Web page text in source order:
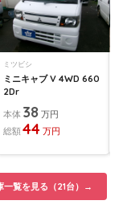
ミツビシ
ミニキャブ V 4WD 660
2Dr
本体 38 万円
総額 44 万円
一覧を見る（21台）→